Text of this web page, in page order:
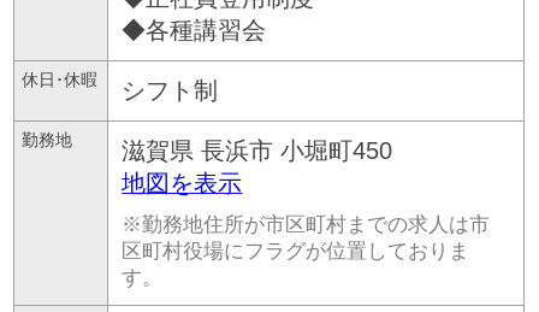
◆各種講習会
休日･休暇 シフト制
勤務地 滋賀県 長浜市 小堀町450
地図を表示
※勤務地住所が市区町村までの求人は市
区町村役場にフラグが位置しておりま
す。